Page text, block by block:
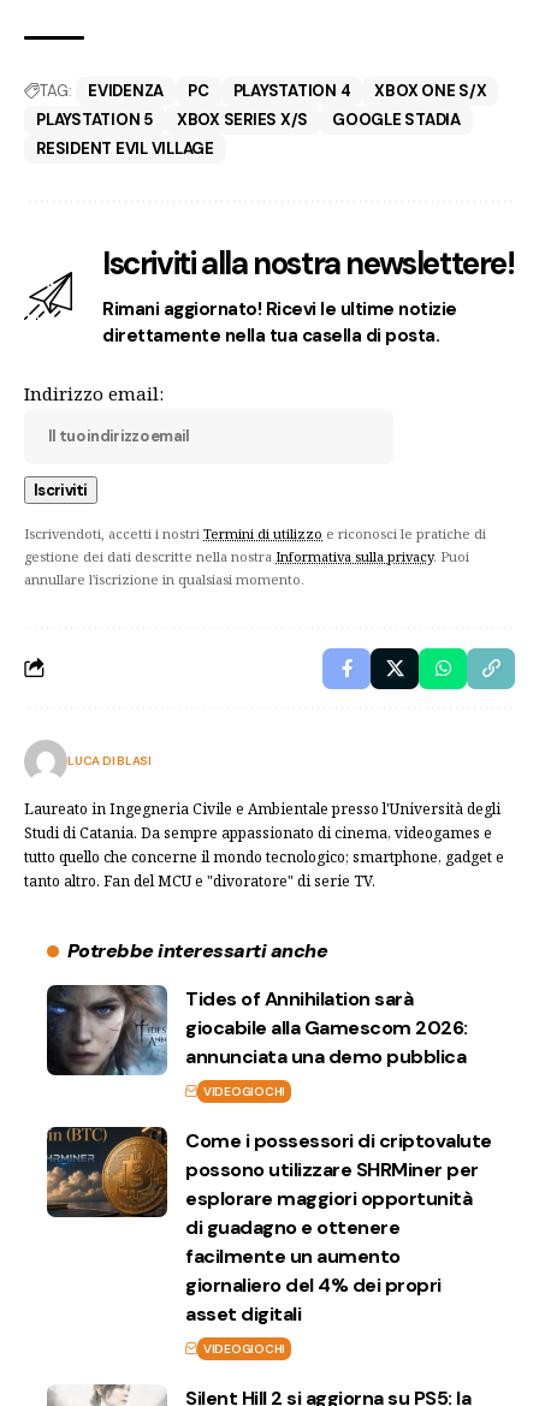
TAG: EVIDENZA PC PLAYSTATION 4
XBOX ONE S/X
PLAYSTATION 5
XBOX SERIES X/S
GOOGLE STADIA
RESIDENT EVIL VILLAGE
Iscriviti alla nostra newslettere!
Rimani aggiornato! Ricevi le ultime notizie
direttamente nella tua casella di posta.
Indirizzo email:
Iscrivendoti, accetti i nostri Termini di utilizzo e riconosci le pratiche di
gestione dei dati descritte nella nostra Informativa sulla privacy. Puoi
annullare l'iscrizione in qualsiasi momento.
LUCA DI BLASI
Laureato in Ingegneria Civile e Ambientale presso l'Università degli
Studi di Catania. Da sempre appassionato di cinema, videogames e
tutto quello che concerne il mondo tecnologico; smartphone, gadget e
tanto altro. Fan del MCU e "divoratore" di serie TV.
Potrebbe interessarti anche
Tides of Annihilation sarà
giocabile alla Gamescom 2026:
annunciata una demo pubblica
VIDEOGIOCHI
Come i possessori di criptovalute
possono utilizzare SHRMiner per
esplorare maggiori opportunità
di guadagno e ottenere
facilmente un aumento
giornaliero del 4% dei propri
asset digitali
VIDEOGIOCHI
Silent Hill 2 si aggiorna su PS5: la